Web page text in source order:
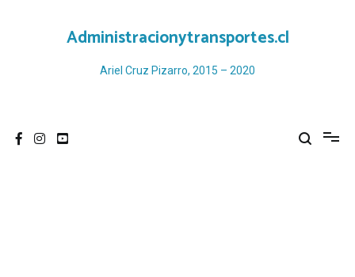
Administracionytransportes.cl
Ariel Cruz Pizarro, 2015 – 2020